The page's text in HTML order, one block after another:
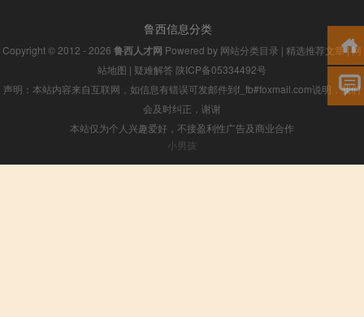
鲁西信息分类
Copyright © 2012 - 2026 鲁西人才网 Powered by 网站分类目录 | 精选推荐文章|网
站地图 | 疑难解答 陕ICP备05334492号
声明：本站内容来自互联网，如信息有错误可发邮件到f_fb#foxmail.com说明，我们
会及时纠正，谢谢
本站仅为个人兴趣爱好，不接盈利性广告及商业合作
小男孩